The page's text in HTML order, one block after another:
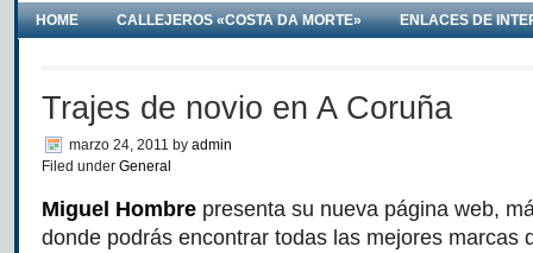
HOME CALLEJEROS «COSTA DA MORTE» ENLACES DE
Trajes de novio en A Coruña
marzo 24, 2011 by admin
Filed under General
Miguel Hombre presenta su nueva página web,
donde podrás encontrar todas las mejores marcas